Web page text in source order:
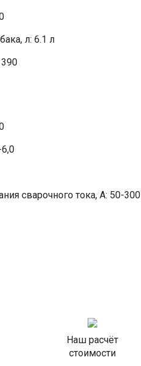
л: 6.1 л
390
сварочного тока, А: 50-300
Наш расчёт
стоимости